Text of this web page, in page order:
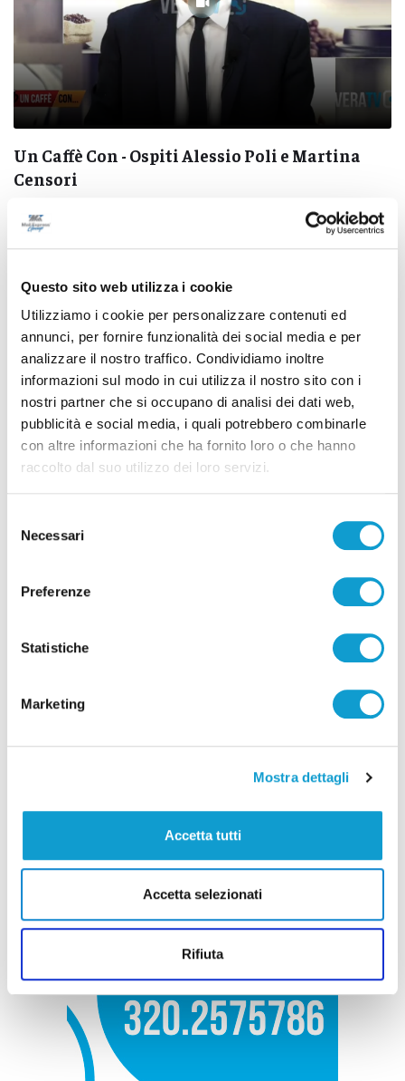
Questo sito web utilizza i cookie
Utilizziamo i cookie per personalizzare contenuti ed
annunci, per fornire funzionalità dei social media e per
analizzare il nostro traffico. Condividiamo inoltre
informazioni sul modo in cui utilizza il nostro sito con i
nostri partner che si occupano di analisi dei dati web,
pubblicità e social media, i quali potrebbero combinarle
con altre informazioni che ha fornito loro o che hanno
raccolto dal suo utilizzo dei loro servizi.
delNecessari
Preferenze
Statistiche
Marketing
Mostra dettagli
Accetta tutti
Accetta selezionati
Rifiuta
Un Caffè Con - Ospiti Alessio Poli e Martina
Censori